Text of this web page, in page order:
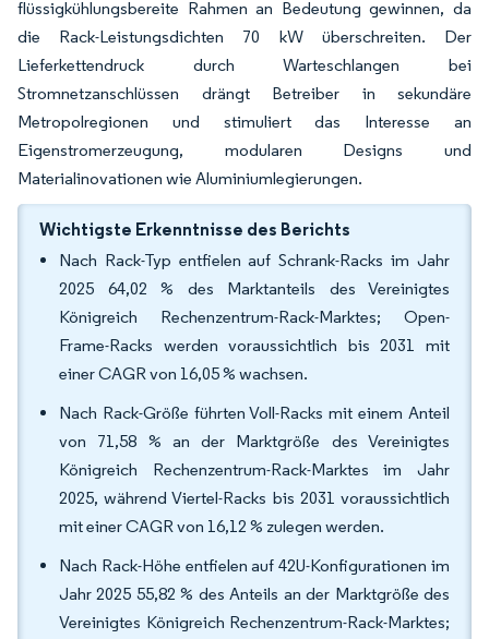
flüssigkühlungsbereite Rahmen an Bedeutung gewinnen, da
die Rack-Leistungsdichten 70 kW überschreiten. Der
Lieferkettendruck durch Warteschlangen bei
Stromnetzanschlüssen drängt Betreiber in sekundäre
Metropolregionen und stimuliert das Interesse an
Eigenstromerzeugung, modularen Designs und
Materialinovationen wie Aluminiumlegierungen.
Wichtigste Erkenntnisse des Berichts
Nach Rack-Typ entfielen auf Schrank-Racks im Jahr
2025 64,02 % des Marktanteils des Vereinigtes
Königreich Rechenzentrum-Rack-Marktes; Open-
Frame-Racks werden voraussichtlich bis 2031 mit
einer CAGR von 16,05 % wachsen.
Nach Rack-Größe führten Voll-Racks mit einem Anteil
von 71,58 % an der Marktgröße des Vereinigtes
Königreich Rechenzentrum-Rack-Marktes im Jahr
2025, während Viertel-Racks bis 2031 voraussichtlich
mit einer CAGR von 16,12 % zulegen werden.
Nach Rack-Höhe entfielen auf 42U-Konfigurationen im
Jahr 2025 55,82 % des Anteils an der Marktgröße des
Vereinigtes Königreich Rechenzentrum-Rack-Marktes;